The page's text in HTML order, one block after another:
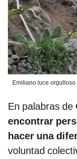
Emiliano luce
En palabras de
encontrar
hacer una
voluntad